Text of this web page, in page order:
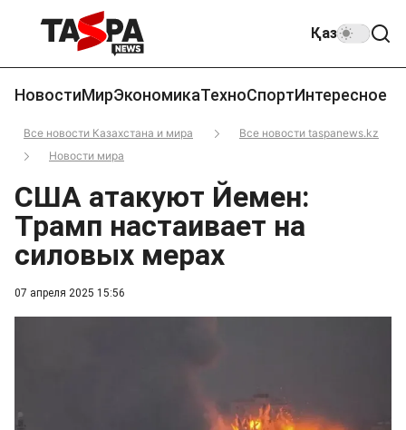
Қаз
НовостиМирЭкономикаТехноСпортИнтересное
Все новости Казахстана и мира
Все новости taspanews.kz
Новости мира
07 апреля 2025 15:56
США атакуют Йемен:
Трамп настаивает на
силовых мерах